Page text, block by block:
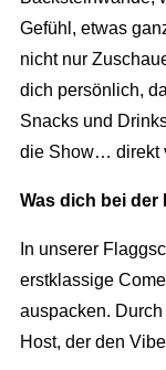
Gefühl, etwas
nicht nur
dich persönlich,
Snacks und
die Show… direkt
Was dich bei der
In unserer
erstklassige
auspacken.
Host, der den